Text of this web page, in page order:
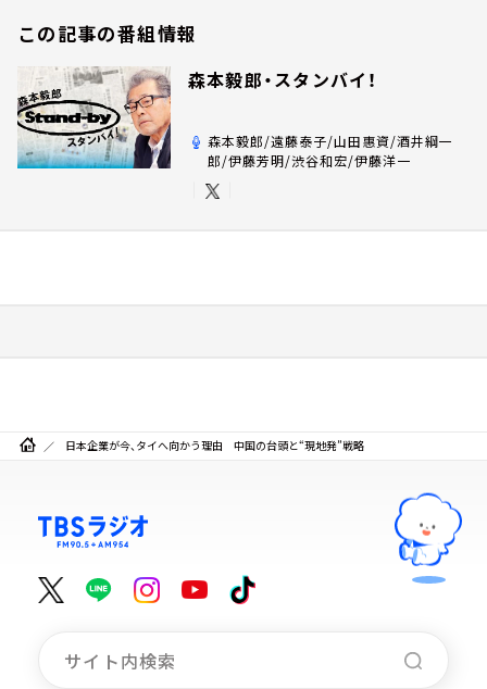
この記事の番組情報
森本毅郎・スタンバイ！
森本毅郎/遠藤泰子/山田惠資/酒井綱一
郎/伊藤芳明/渋谷和宏/伊藤洋一
日本企業が今、タイへ向かう理由 中国の台頭と“現地発”戦略